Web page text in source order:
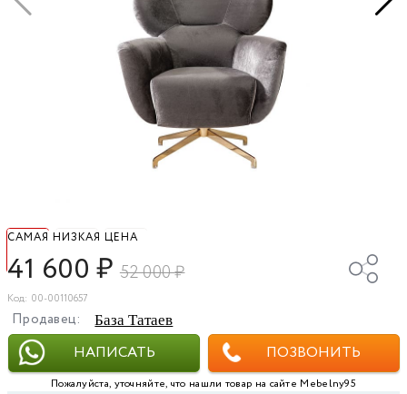
САМАЯ НИЗКАЯ ЦЕНА
41 600₽ 52 000₽
Код: 00-00110657
Продавец: База Татаев
НАПИСАТЬ ПОЗВОНИТЬ
Пожалуйста, уточняйте, что нашли товар на сайте Mebelny95